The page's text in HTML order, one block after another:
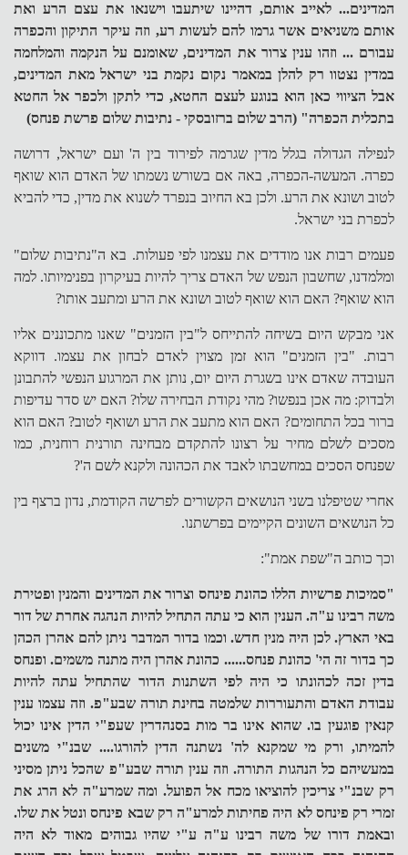
המדינים... לאייב אותם, דהיינו שיתעבו וישנאו את עצם הרע ואת
אותם משניאים אשר גרמו להם לעשות רע, וזה עיקר התיקון והכפרה
עבורם ... וזהו ענין צרור את המדינים, שאומנם על הנקמה והמלחמה
במדין נצטוו רק להלן במאמר נקום נקמת בני ישראל מאת המדינים,
אבל הציווי כאן הוא בנוגע לעצם החטא, כדי לתקן ולכפר אל החטא
בתכלית הכפרה" (הרב שלום ברזובסקי - נתיבות שלום פרשת פנחס)
לנפילה הגדולה בגלל מדין שגרמה לפירוד בין ה' ועם ישראל, דרושה
כפרה. המעשה-הכפרה, באה אם בשורש נשמתו של האדם הוא שואף
לטוב ושונא את הרע. ולכן בא החיוב בנפרד לשנוא את מדין, כדי להביא
לכפרת בני ישראל.
פעמים רבות אנו מודדים את עצמנו לפי פעולות. בא ה"נתיבות שלום"
ומלמדנו, שחשבון הנפש של האדם צריך להיות בעיקרון בפנימיותו. למה
הוא שואף? האם הוא שואף לטוב ושונא את הרע ומתעב אותו?
אני מבקש היום בשיחה להתייחס ל"בין הזמנים" שאנו מתכוננים אליו
רבות. "בין הזמנים" הוא זמן מצוין לאדם לבחון את עצמו. דווקא
העובדה שאדם אינו בשגרת היום יום, נותן את המרגוע הנפשי להתבונן
ולבדוק: מה אכן בנפשו? מהי נקודת הבחירה שלו? האם יש סדר עדיפות
ברור בכל התחומים? האם הוא מתעב את הרע ושואף לטוב? האם הוא
מסכים לשלם מחיר על רצונו להתקדם מבחינה תורנית רוחנית, כמו
שפנחס הסכים במחשבתו לאבד את הכהונה ולקנא לשם ה'?
אחרי שטיפלנו בשני הנושאים הקשורים לפרשה הקודמת, נדון ברצף בין
כל הנושאים השונים הקיימים בפרשתנו.
וכך כותב ה"שפת אמת":
"סמיכות פרשיות הללו כהונת פינחס וצרור את המדינים והמנין ופטירת
משה רבינו ע"ה. הענין הוא כי עתה התחיל להיות הנהגה אחרת של דור
באי הארץ. לכן היה מנין חדש. וכמו בדור המדבר ניתן להם אהרן הכהן
כך בדור זה הי' כהונת פנחס...... כהונת אהרן היה מתנה משמים. ופנחס
בדין זכה לכהונתו כי היה לפי השתנות הדור שהתחיל עתה להיות
עבודת האדם והתעוררות שלמטה בחינת תורה שבע"פ. וזה עצמו ענין
קנאין פוגעין בו. שהוא אינו בר מות בסנהדרין שעפ"י הדין אינו יכול
להמיתו, ורק מי שמקנא לה' נשתנה הדין להורגו.... שבנ"י משנים
במעשיהם כל הנהגות התורה. וזה ענין תורה שבע"פ שהכל ניתן מסיני
רק שבנ"י צריכין להוציאו מכח אל הפועל. ומה שמרע"ה לא הרג את
זמרי רק פינחס לא היה פחיתות למרע"ה רק שבא פינחס ונטל את שלו.
ובאמת דורו של משה רבינו ע"ה ע"י שהיו גבוהים מאוד לא היה